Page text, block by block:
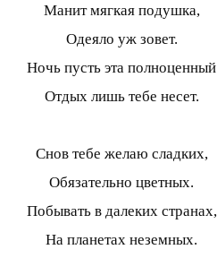
Манит мягкая подушка,
Одеяло уж зовет.
Ночь пусть эта полноценный
Отдых лишь тебе несет.
Снов тебе желаю сладких,
Обязательно цветных.
Побывать в далеких странах,
На планетах неземных.